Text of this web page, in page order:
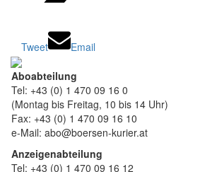
Tweet Email
Aboabteilung
Tel: +43 (0) 1 470 09 16 0
(Montag bis Freitag, 10 bis 14 Uhr)
Fax: +43 (0) 1 470 09 16 10
e-Mail: abo@boersen-kurier.at
Anzeigenabteilung
Tel: +43 (0) 1 470 09 16 12